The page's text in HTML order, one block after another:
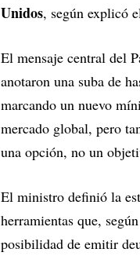
Unidos, según explicó
El mensaje central del
anotaron una suba de
marcando un nuevo
mercado global, pero
una opción, no un
El ministro definió la
herramientas que,
posibilidad de emitir